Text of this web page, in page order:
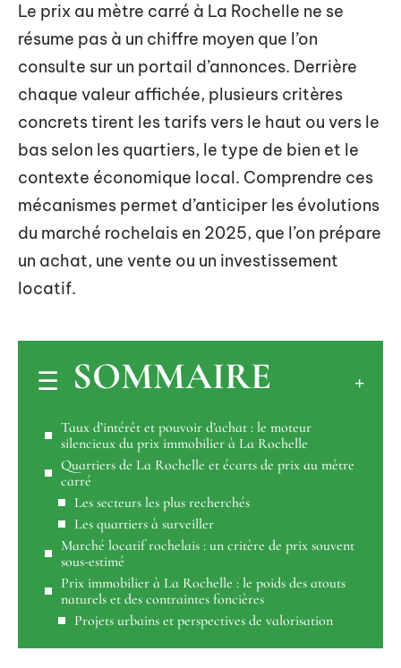
Le prix au mètre carré à La Rochelle ne se
résume pas à un chiffre moyen que l’on
consulte sur un portail d’annonces. Derrière
chaque valeur affichée, plusieurs critères
concrets tirent les tarifs vers le haut ou vers le
bas selon les quartiers, le type de bien et le
contexte économique local. Comprendre ces
mécanismes permet d’anticiper les évolutions
du marché rochelais en 2025, que l’on prépare
un achat, une vente ou un investissement
locatif.
SOMMAIRE
Taux d’intérêt et pouvoir d’achat : le moteur
silencieux du prix immobilier à La Rochelle
Quartiers de La Rochelle et écarts de prix au mètre
carré
Les secteurs les plus recherchés
Les quartiers à surveiller
Marché locatif rochelais : un critère de prix souvent
sous-estimé
Prix immobilier à La Rochelle : le poids des atouts
naturels et des contraintes foncières
Projets urbains et perspectives de valorisation